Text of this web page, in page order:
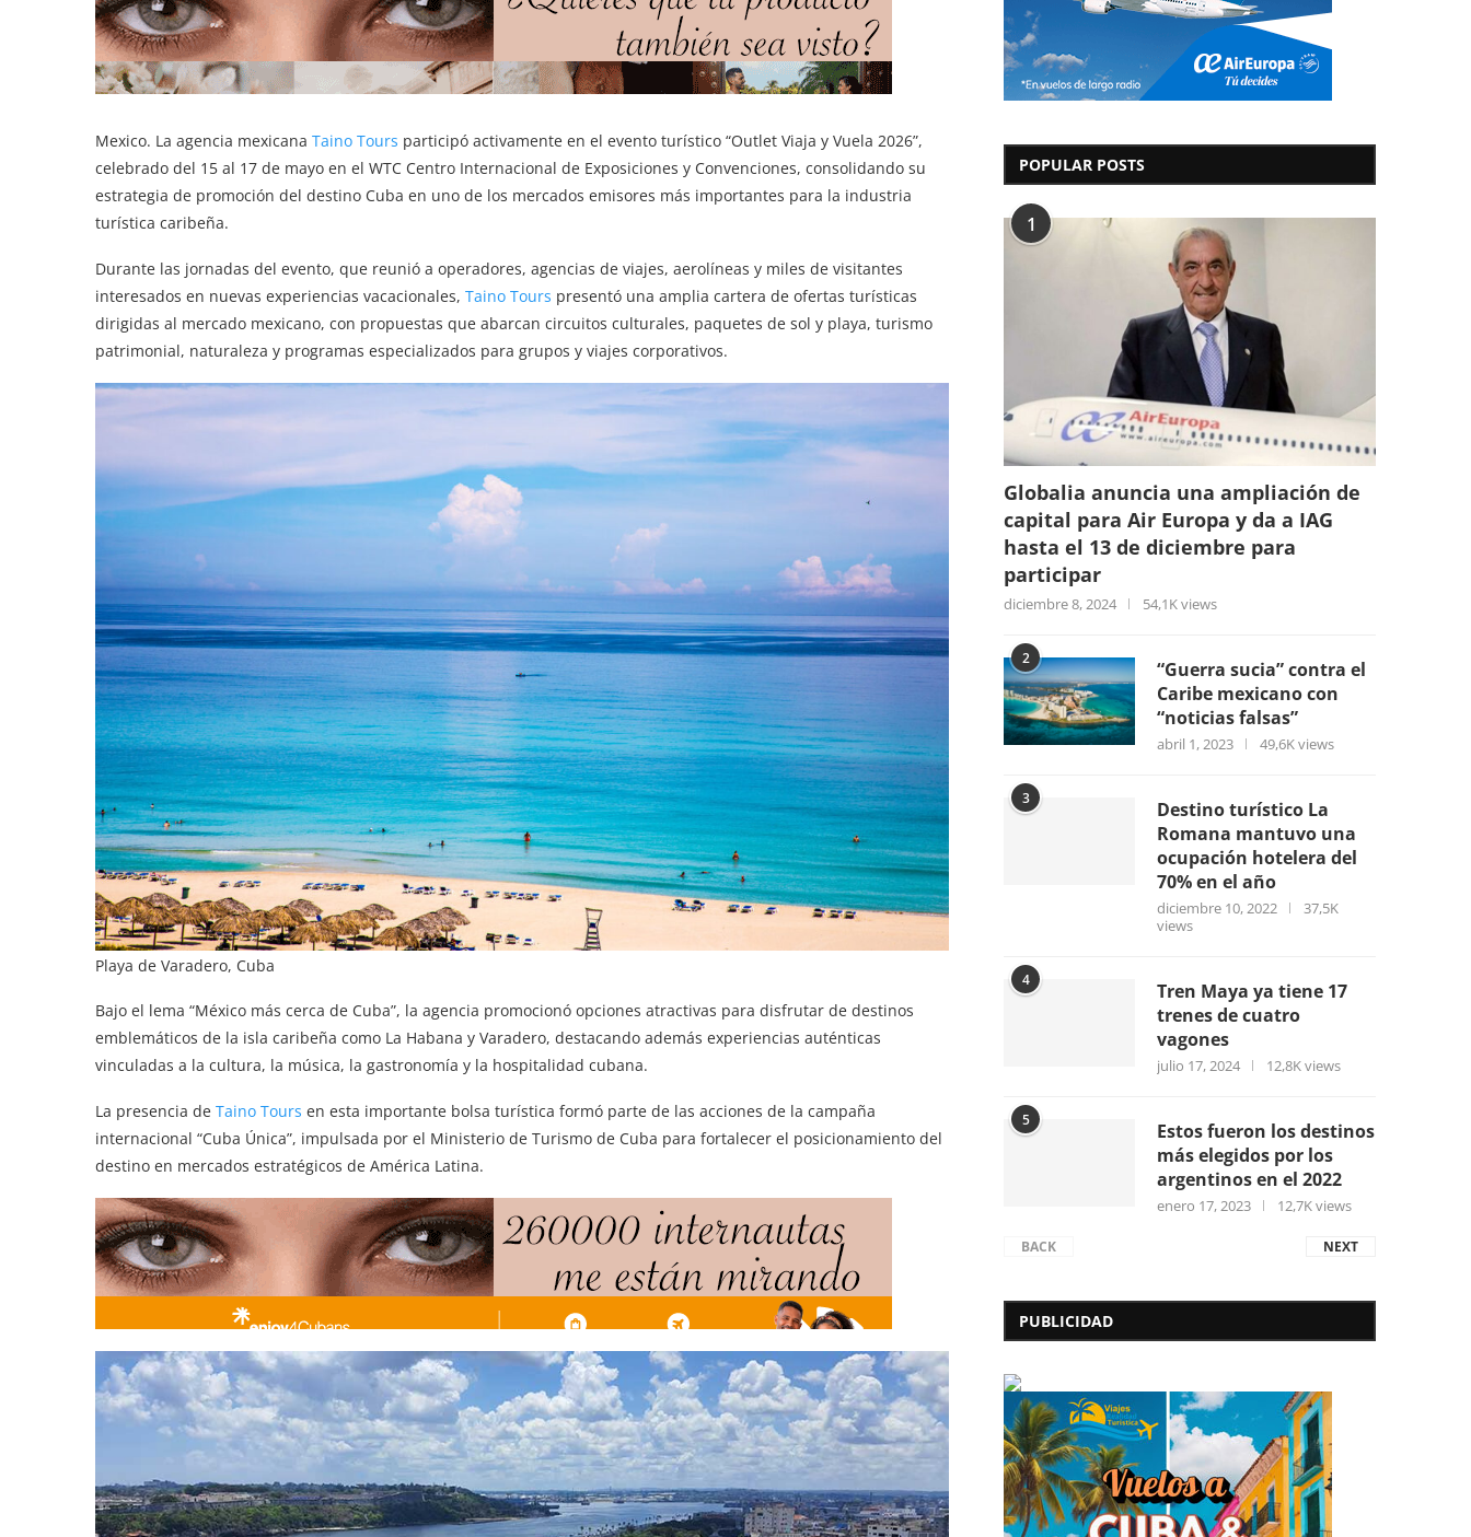
Mexico. La agencia mexicana Taino Tours participó activamente en el evento turístico “Outlet Viaja y Vuela 2026”,
celebrado del 15 al 17 de mayo en el WTC Centro Internacional de Exposiciones y Convenciones, consolidando su
estrategia de promoción del destino Cuba en uno de los mercados emisores más importantes para la industria
turística caribeña.
Durante las jornadas del evento, que reunió a operadores, agencias de viajes, aerolíneas y miles de visitantes
interesados en nuevas experiencias vacacionales, Taino Tours presentó una amplia cartera de ofertas turísticas
dirigidas al mercado mexicano, con propuestas que abarcan circuitos culturales, paquetes de sol y playa, turismo
patrimonial, naturaleza y programas especializados para grupos y viajes corporativos.
Playa de Varadero, Cuba
Bajo el lema “México más cerca de Cuba”, la agencia promocionó opciones atractivas para disfrutar de destinos
emblemáticos de la isla caribeña como La Habana y Varadero, destacando además experiencias auténticas
vinculadas a la cultura, la música, la gastronomía y la hospitalidad cubana.
La presencia de Taino Tours en esta importante bolsa turística formó parte de las acciones de la campaña
internacional “Cuba Única”, impulsada por el Ministerio de Turismo de Cuba para fortalecer el posicionamiento del
destino en mercados estratégicos de América Latina.
POPULAR POSTS
1
Globalia anuncia una ampliación de
capital para Air Europa y da a IAG
hasta el 13 de diciembre para
participar
diciembre 8, 2024 54,1K views
2
“Guerra sucia” contra el
Caribe mexicano con
“noticias falsas”
abril 1, 2023 49,6K views
3
Destino turístico La
Romana mantuvo una
ocupación hotelera del
70% en el año
diciembre 10, 2022
37,5K
views
4
Tren Maya ya tiene 17
trenes de cuatro
vagones
julio 17, 2024 12,8K views
5
Estos fueron los destinos
más elegidos por los
argentinos en el 2022
enero 17, 2023 12,7K views
BACK NEXT
PUBLICIDAD